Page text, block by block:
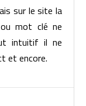
sur le site la
mot clé ne
intuitif il ne
et encore.